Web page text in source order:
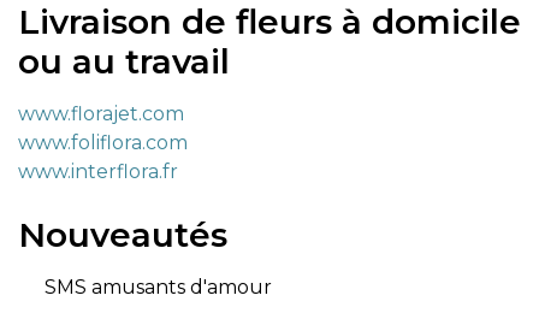
Livraison de fleurs à domicile
ou au travail
www.florajet.com
www.foliflora.com
www.interflora.fr
Nouveautés
SMS amusants d'amour